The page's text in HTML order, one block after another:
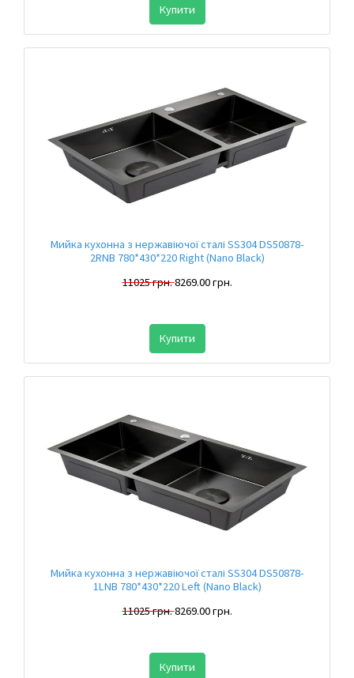
Купити
Мийка кухонна з нержавіючої сталі SS304 DS50878-
2RNB 780*430*220 Right (Nano Black)
11025 грн.8269.00 грн.
Купити
Мийка кухонна з нержавіючої сталі SS304 DS50878-
1LNB 780*430*220 Left (Nano Black)
11025 грн.8269.00 грн.
Купити